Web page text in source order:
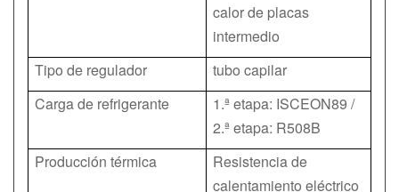
calor de placas
intermedio
Tipo de regulador
tubo capilar
Carga de refrigerante
1.ª etapa: ISCEON89 /
2.ª etapa: R508B
Producción térmica
Resistencia de
calentamiento eléctrico